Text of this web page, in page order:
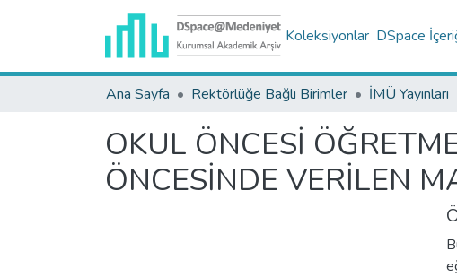
Koleksiyonlar DSpace
Ana Sayfa Rektörlüğe Bağlı Birimler İMÜ Yayınları
OKUL ÖNCESİ
ÖNCESİNDE VERİLEN